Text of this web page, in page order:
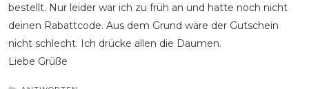
bestellt. Nur leider war ich zu früh an und hatte noch nicht
deinen Rabattcode. Aus dem Grund wäre der Gutschein
nicht schlecht. Ich drücke allen die Daumen.
Liebe Grüße